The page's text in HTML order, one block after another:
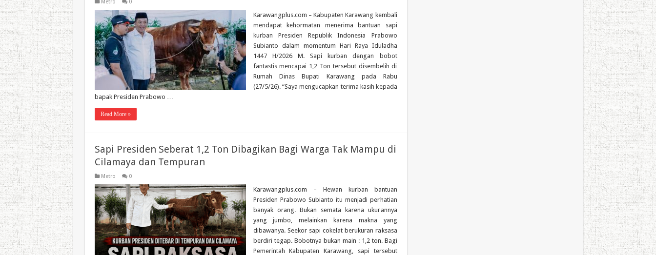
Metro 0
Karawangplus.com – Kabupaten Karawang kembali
mendapat kehormatan menerima bantuan sapi
kurban Presiden Republik Indonesia Prabowo
Subianto dalam momentum Hari Raya Iduladha
1447 H/2026 M. Sapi kurban dengan bobot
fantastis mencapai 1,2 Ton tersebut disembelih di
Rumah Dinas Bupati Karawang pada Rabu
(27/5/26). “Saya mengucapkan terima kasih kepada
bapak Presiden Prabowo …
Read More »
Sapi Presiden Seberat 1,2 Ton Dibagikan Bagi Warga Tak Mampu di
Cilamaya dan Tempuran
Metro 0
Karawangplus.com – Hewan kurban bantuan
Presiden Prabowo Subianto itu menjadi perhatian
banyak orang. Bukan semata karena ukurannya
yang jumbo, melainkan karena makna yang
dibawanya. Seekor sapi cokelat berukuran raksasa
berdiri tegap. Bobotnya bukan main : 1,2 ton. Bagi
Pemerintah Kabupaten Karawang, sapi tersebut